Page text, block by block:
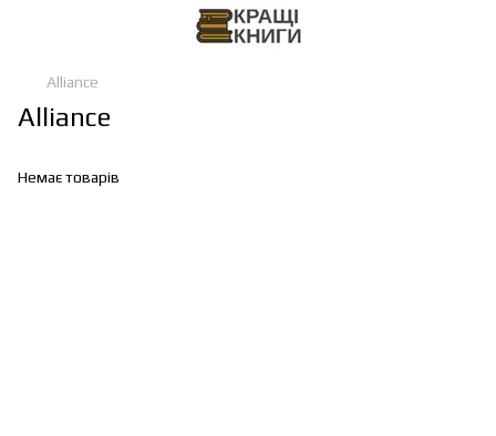
Alliance
Alliance
Немає товарів